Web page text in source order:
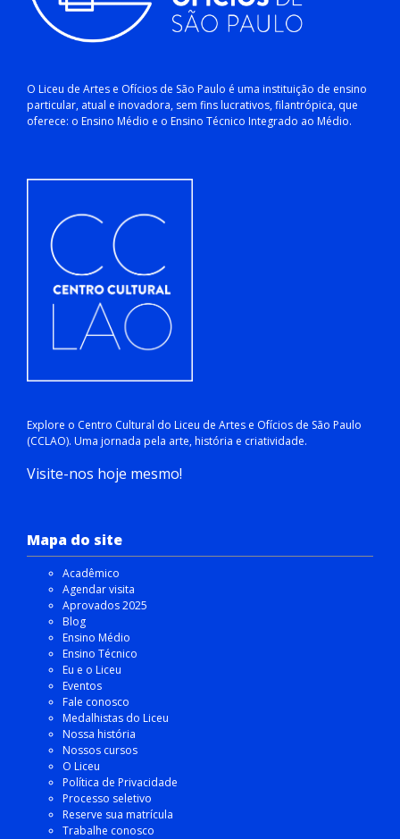
O Liceu de Artes e Ofícios de São Paulo é uma instituição de ensino
particular, atual e inovadora, sem fins lucrativos, filantrópica, que
oferece: o Ensino Médio e o Ensino Técnico Integrado ao Médio.
Explore o Centro Cultural do Liceu de Artes e Ofícios de São Paulo
(CCLAO). Uma jornada pela arte, história e criatividade.
Visite-nos hoje mesmo!
Mapa do site
Acadêmico
Agendar visita
Aprovados 2025
Blog
Ensino Médio
Ensino Técnico
Eu e o Liceu
Eventos
Fale conosco
Medalhistas do Liceu
Nossa história
Nossos cursos
O Liceu
Política de Privacidade
Processo seletivo
Reserve sua matrícula
Trabalhe conosco